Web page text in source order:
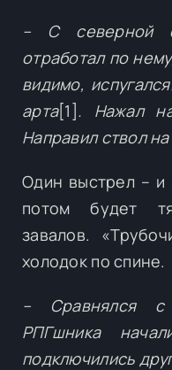
– С северной
отработал по
видимо,
арта[1]. Нажал
Направил ствол
Один выстрел – и
потом будет
завалов.
холодок по спине.
– Сравнялся
РПГшника
подключились